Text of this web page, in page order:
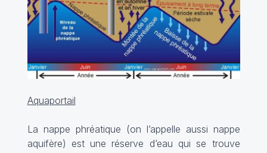
Aquaportail
La nappe phréatique (on l’appelle aussi nappe
aquifère) est une réserve d’eau qui se trouve